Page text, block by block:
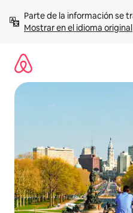
contenidoMostrar en el idioma original